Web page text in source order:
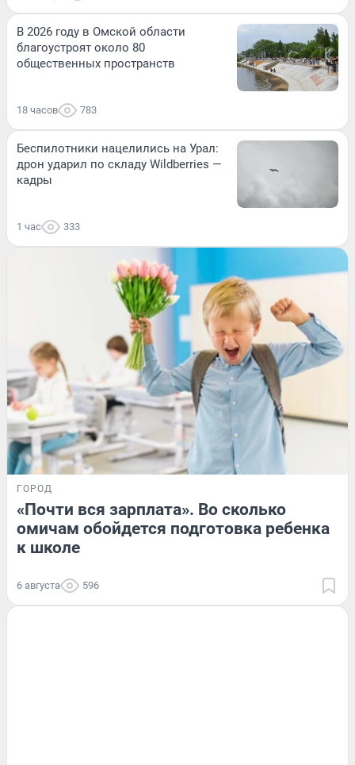
В 2026 году в Омской области
благоустроят около 80
общественных пространств
18 часов 783
Беспилотники нацелились на Урал:
дрон ударил по складу Wildberries —
кадры
1 час 333
ГОРОД
«Почти вся зарплата». Во сколько
омичам обойдется подготовка ребенка
к школе
6 августа 596